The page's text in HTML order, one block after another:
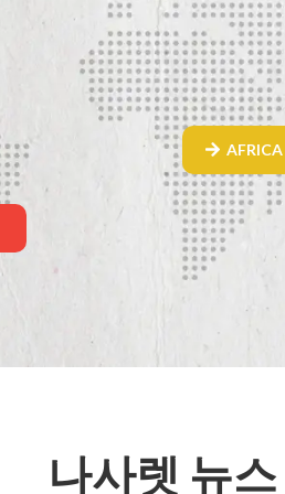
AFRICA
나사렛 뉴스